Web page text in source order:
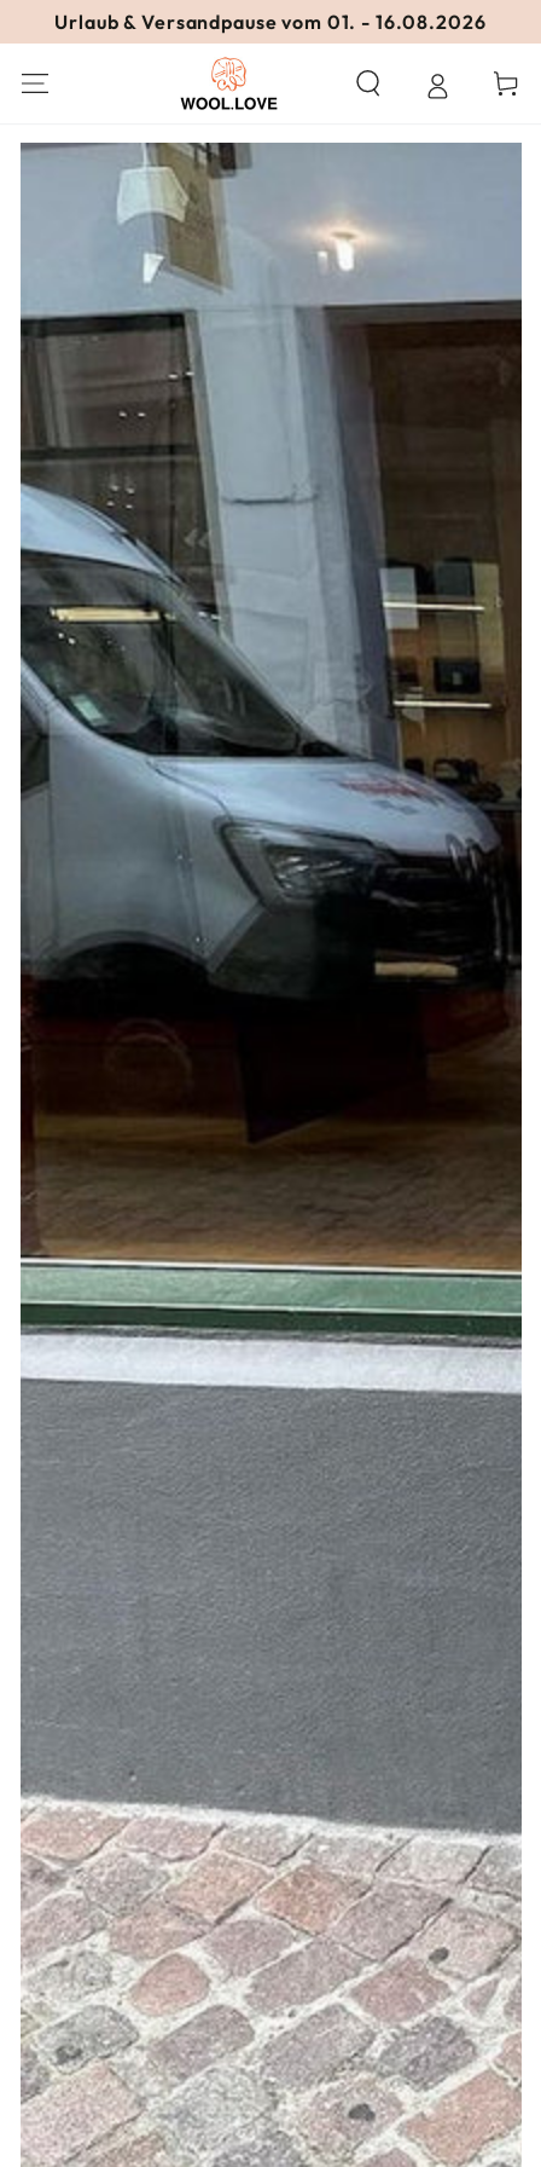
ZUM INHALT
SPRINGEN
Urlaub & Versandpause vom 01. - 16.08.2026
ZU DEN
PRODUKTINFORMATIONEN
SPRINGEN